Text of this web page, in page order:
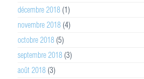
décembre 2018 (1)
novembre 2018 (4)
octobre 2018 (5)
septembre 2018 (3)
août 2018 (3)